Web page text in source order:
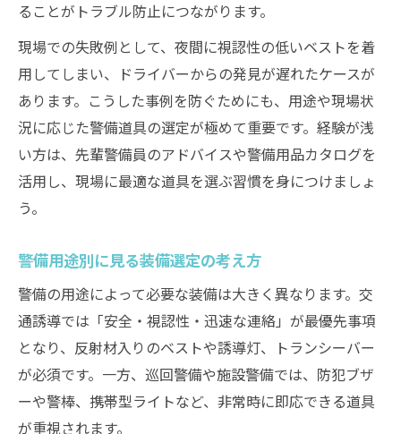
ることがトラブル防止につながります。
現場での失敗例として、夜間に視認性の低いベストを着
用してしまい、ドライバーからの発見が遅れたケースが
あります。こうした事例を防ぐためにも、用途や現場状
況に応じた警備道具の選定が極めて重要です。経験が浅
い方は、先輩警備員のアドバイスや警備用品カタログを
活用し、現場に最適な道具を選ぶ習慣を身につけましょ
う。
警備用途別に見る装備選定の考え方
警備の用途によって必要な装備は大きく異なります。交
通誘導では「安全・視認性・迅速な連絡」が最優先事項
となり、反射材入りのベストや誘導灯、トランシーバー
が必須です。一方、巡回警備や施設警備では、防犯ブザ
ーや警棒、携帯型ライトなど、非常時に即応できる道具
が重視されます。